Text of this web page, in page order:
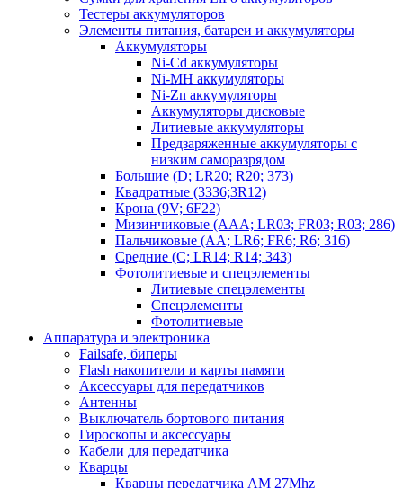
Тестеры аккумуляторов
Элементы питания, батареи и аккумуляторы
Аккумуляторы
Ni-Cd аккумуляторы
Ni-MH аккумуляторы
Ni-Zn аккумуляторы
Аккумуляторы дисковые
Литиевые аккумуляторы
Предзаряженные аккумуляторы с
низким саморазрядом
Большие (D; LR20; R20; 373)
Квадратные (3336;3R12)
Крона (9V; 6F22)
Мизинчиковые (AAA; LR03; FR03; R03; 286)
Пальчиковые (AA; LR6; FR6; R6; 316)
Средние (C; LR14; R14; 343)
Фотолитиевые и спецэлементы
Литиевые спецэлементы
Спецэлементы
Фотолитиевые
Аппаратура и электроника
Failsafe, биперы
Flash накопители и карты памяти
Аксессуары для передатчиков
Антенны
Выключатель бортового питания
Гироскопы и аксессуары
Кабели для передатчика
Кварцы
Кварцы передатчика AM 27Mhz